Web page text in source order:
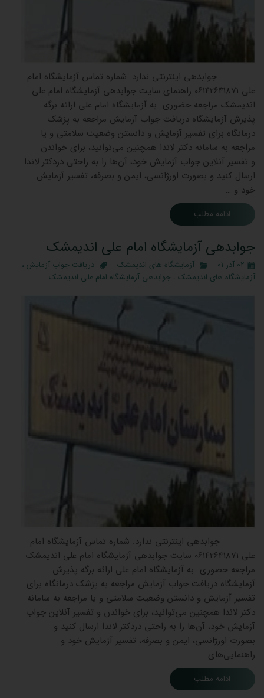
جوابدهی اینترنتی ندارد. شماره تماس آزمایشگاه امام
علی 06142641871 راهنمای سایت جوابدهی آزمایشگاه امام علی
اندیمشک مراجعه حضوری به آزمایشگاه امام علی ارائه برگه
پذیرش آزمایشگاه دریافت جواب آزمایش مراجعه به پزشک
درمانگاه برای تفسیر آزمایش و دانستن وضعیت سلامتی و یا
مراجعه به سامانه دکتر لاندا همچنین می‌توانید، برای خواندن
و تفسیر آنلاین جواب آزمایش خود، آن‌ها را به راحتی دردکتر لاندا
ارسال کنید و بصورت اورژانسی، ایمن و بصرفه، تفسیر آزمایش
خود و …
ادامه مطلب
جوابدهی آزمایشگاه امام علی اندیمشک
۰۲ آذر ۰۱ آزمایشگاه های اندیمشک دریافت جواب آزمایش ،
آزمایشگاه های اندیمشک ، جوابدهی آزمایشگاه امام علی اندیمشک
جوابدهی اینترنتی ندارد. شماره تماس آزمایشگاه امام
علی 06142641871 سایت جوابدهی آزمایشگاه امام علی اندیمشک
مراجعه حضوری به آزمایشگاه امام علی ارائه برگه پذیرش
آزمایشگاه دریافت جواب آزمایش مراجعه به پزشک درمانگاه برای
تفسیر آزمایش و دانستن وضعیت سلامتی و یا مراجعه به سامانه
دکتر لاندا همچنین می‌توانید، برای خواندن و تفسیر آنلاین جواب
آزمایش خود، آن‌ها را به راحتی دردکتر لاندا ارسال کنید و
بصورت اورژانسی، ایمن و بصرفه، تفسیر آزمایش خود و
راهنمایی‌های …
ادامه مطلب